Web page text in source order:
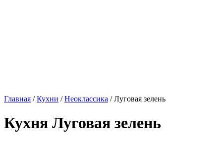
Главная /Кухни /Неоклассика / Луговая зелень
Кухня Луговая зелень